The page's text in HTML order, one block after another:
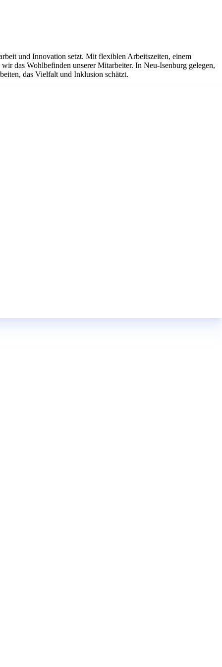
und Innovation setzt. Mit flexiblen Arbeitszeiten, einem
das Wohlbefinden unserer Mitarbeiter. In Neu-Isenburg gelegen,
das Vielfalt und Inklusion schätzt.